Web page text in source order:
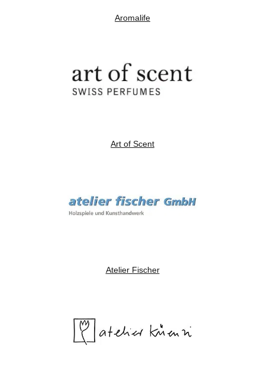
Aromalife
Art of Scent
Atelier Fischer